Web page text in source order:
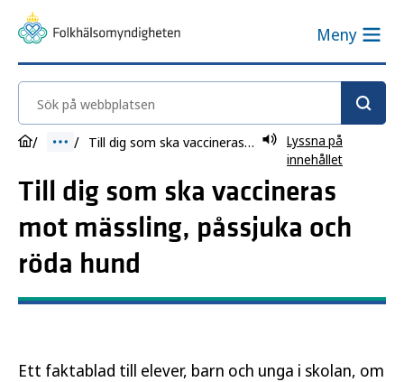
Meny
Sök på webbplatsen
Till dig som ska vaccineras mot mässling, påssjuka och röda hund
Lyssna på
innehållet
Till dig som ska vaccineras
mot mässling, påssjuka och
röda hund
Ett faktablad till elever, barn och unga i skolan, om